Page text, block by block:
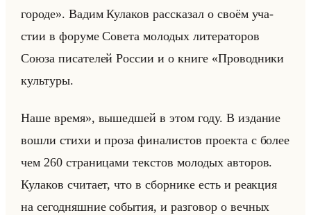
городе». Вадим Ку­ла­ков рас­ска­зал о своём уча­
стии в фо­ру­ме Со­ве­та мо­ло­дых ли­те­ра­то­ров
Союза пи­са­те­лей Рос­сии и о книге «Проводники
культуры.
Наше время», вы­шед­шей в этом году. В из­да­ние
вошли стихи и проза фи­на­ли­стов про­ек­та с более
чем 260 стра­ни­ца­ми тек­стов мо­ло­дых ав­то­ров.
Ку­ла­ков счи­та­ет, что в сбор­ни­ке есть и ре­ак­ция
на се­го­дняш­ние со­бы­тия, и раз­го­вор о веч­ных